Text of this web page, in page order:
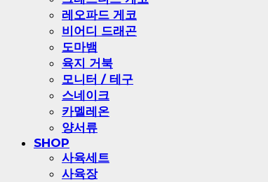
레오파드 게코
비어디 드래곤
도마뱀
육지 거북
모니터 / 테구
스네이크
카멜레온
양서류
SHOP
사육세트
사육장